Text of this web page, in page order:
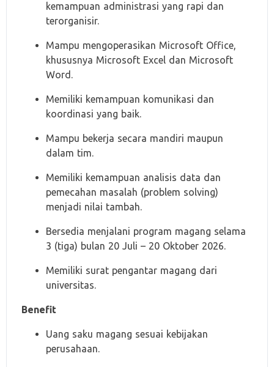
kemampuan administrasi yang rapi dan
terorganisir.
Mampu mengoperasikan Microsoft Office,
khususnya Microsoft Excel dan Microsoft
Word.
Memiliki kemampuan komunikasi dan
koordinasi yang baik.
Mampu bekerja secara mandiri maupun
dalam tim.
Memiliki kemampuan analisis data dan
pemecahan masalah (problem solving)
menjadi nilai tambah.
Bersedia menjalani program magang selama
3 (tiga) bulan 20 Juli – 20 Oktober 2026.
Memiliki surat pengantar magang dari
universitas.
Benefit
Uang saku magang sesuai kebijakan
perusahaan.